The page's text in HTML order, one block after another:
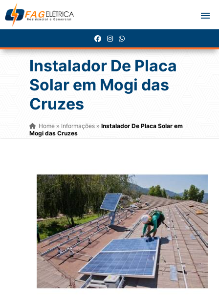
Instalador De Placa
Solar em Mogi das
Cruzes
Home» Informações » Instalador De Placa Solar em
Mogi das Cruzes